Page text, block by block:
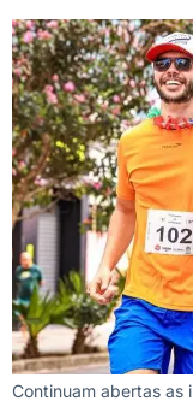
Continuam abertas as